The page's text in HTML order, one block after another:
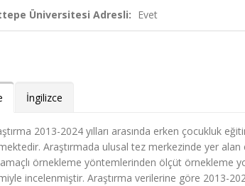
Üniversitesi Adresli: Evet
İngilizce
2013-2024 yılları arasında erken çocukluk
Araştırmada ulusal tez merkezinde yer alan
örnekleme yöntemlerinden ölçüt örnekleme
incelenmiştir. Araştırma verilerine göre 2013-